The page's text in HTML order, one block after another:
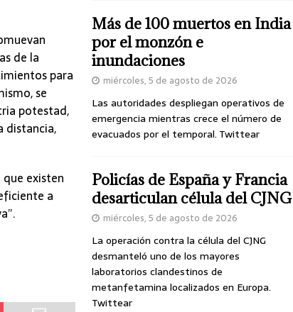
de la
para
se
potestad,
distancia,
existen
a
Más de 100 muertos en India
por el monzón e
inundaciones
miércoles, 5 de agosto de 2026
Las autoridades despliegan operativos de
emergencia mientras crece el número de
evacuados por el temporal. Twittear
Policías de España y Francia
desarticulan célula del CJNG
miércoles, 5 de agosto de 2026
La operación contra la célula del CJNG
desmanteló uno de los mayores
laboratorios clandestinos de
metanfetamina localizados en Europa.
Twittear